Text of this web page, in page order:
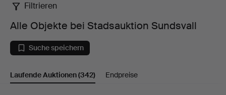
Alle
Objekte
bei
Stadsauktion
Filtrieren
Alle Objekte bei Stadsauktion Sundsvall
Suche speichern
Laufende Auktionen(342) Endpreise